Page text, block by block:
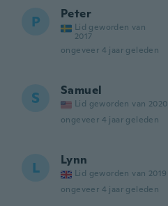
P Peter
Lid geworden van
2017
ongeveer 4 jaar geleden
S Samuel
Lid geworden van 2020
ongeveer 4 jaar geleden
L Lynn
Lid geworden van 2019
ongeveer 4 jaar geleden